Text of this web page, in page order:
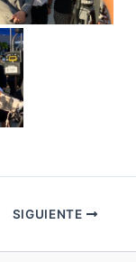
SIGUIENTE